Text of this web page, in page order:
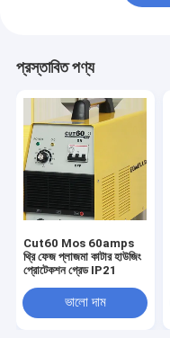
প্রস্তাবিত পণ্য
Cut60 Mos 60amps
থ্রি ফেজ প্লাজমা কাটার হাউজিং
প্রোটেকশন গ্রেড IP21
ভালো দাম